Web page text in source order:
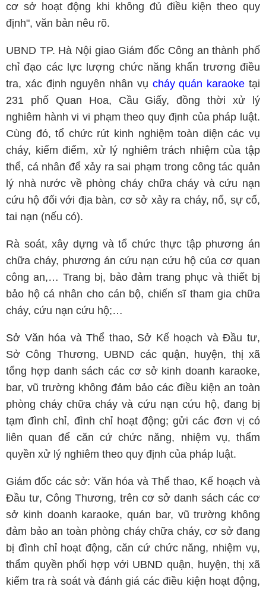
cơ sở hoạt động khi không đủ điều kiện theo quy
định", văn bản nêu rõ.
UBND TP. Hà Nội giao Giám đốc Công an thành phố
chỉ đạo các lực lượng chức năng khẩn trương điều
tra, xác định nguyên nhân vụ cháy quán karaoke tại
231 phố Quan Hoa, Cầu Giấy, đồng thời xử lý
nghiêm hành vi vi phạm theo quy định của pháp luật.
Cùng đó, tổ chức rút kinh nghiệm toàn diện các vụ
cháy, kiểm điểm, xử lý nghiêm trách nhiệm của tập
thể, cá nhân để xảy ra sai phạm trong công tác quản
lý nhà nước về phòng cháy chữa cháy và cứu nạn
cứu hộ đối với địa bàn, cơ sở xảy ra cháy, nổ, sự cố,
tai nạn (nếu có).
Rà soát, xây dựng và tổ chức thực tập phương án
chữa cháy, phương án cứu nạn cứu hộ của cơ quan
công an,… Trang bị, bảo đảm trang phục và thiết bị
bảo hộ cá nhân cho cán bộ, chiến sĩ tham gia chữa
cháy, cứu nạn cứu hộ;…
Sở Văn hóa và Thể thao, Sở Kế hoạch và Đầu tư,
Sở Công Thương, UBND các quận, huyện, thị xã
tổng hợp danh sách các cơ sở kinh doanh karaoke,
bar, vũ trường không đảm bảo các điều kiện an toàn
phòng cháy chữa cháy và cứu nạn cứu hộ, đang bị
tạm đình chỉ, đình chỉ hoạt động; gửi các đơn vị có
liên quan để căn cứ chức năng, nhiệm vụ, thẩm
quyền xử lý nghiêm theo quy định của pháp luật.
Giám đốc các sở: Văn hóa và Thể thao, Kế hoạch và
Đầu tư, Công Thương, trên cơ sở danh sách các cơ
sở kinh doanh karaoke, quán bar, vũ trường không
đảm bảo an toàn phòng cháy chữa cháy, cơ sở đang
bị đình chỉ hoạt động, căn cứ chức năng, nhiệm vụ,
thẩm quyền phối hợp với UBND quận, huyện, thị xã
kiểm tra rà soát và đánh giá các điều kiện hoạt động,